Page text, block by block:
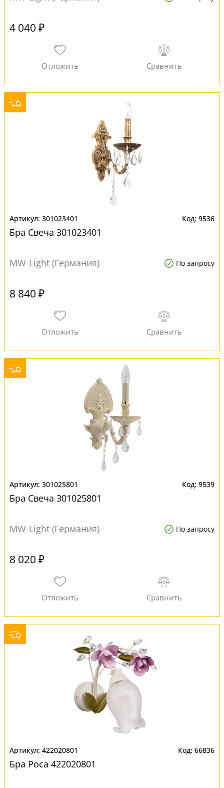
4 040 ₽
301023401 9536
Бра Свеча 301023401
MW-Light (Германия) По запросу
8 840 ₽
301025801 9539
Бра Свеча 301025801
MW-Light (Германия) По запросу
8 020 ₽
422020801 66836
Бра Роса 422020801